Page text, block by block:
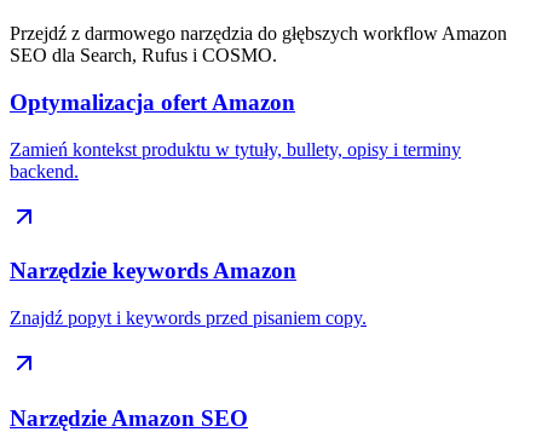
Przejdź z darmowego narzędzia do głębszych workflow Amazon
SEO dla Search, Rufus i COSMO.
Optymalizacja ofert Amazon
Zamień kontekst produktu w tytuły, bullety, opisy i terminy
backend.
Narzędzie keywords Amazon
Znajdź popyt i keywords przed pisaniem copy.
Narzędzie Amazon SEO